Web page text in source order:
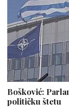
Bošković:
političku štetu